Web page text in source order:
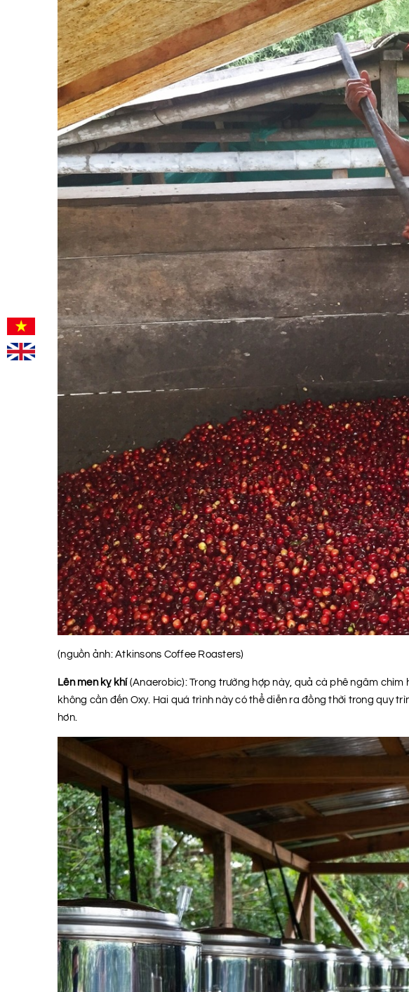
(nguồn ảnh: Atkinsons Coffee Roasters)
Lên men kỵ khí (Anaerobic): Trong trường hợp này, quả cà phê ngâm
không cần đến Oxy. Hai quá trình này có thể diễn ra đồng thời trong quy
hơn.